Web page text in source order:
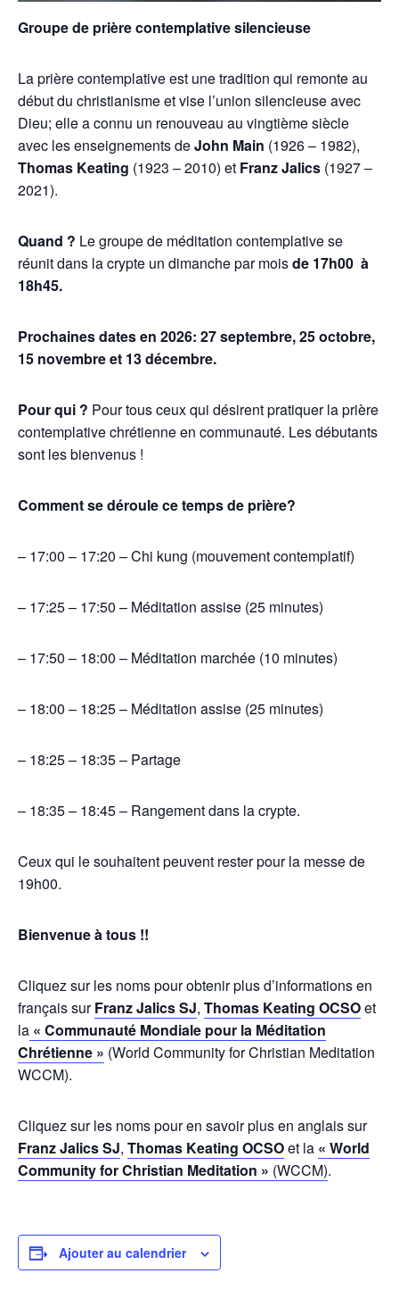
Groupe de prière contemplative silencieuse
La prière contemplative est une tradition qui remonte au
début du christianisme et vise l’union silencieuse avec
Dieu; elle a connu un renouveau au vingtième siècle
avec les enseignements deJohn Main (1926 – 1982),
Thomas Keating (1923 – 2010) et Franz Jalics (1927 –
2021).
Quand ? Le groupe de méditation contemplative se
réunit dans la crypte un dimanche par moisde 17h00 à
18h45.
Prochaines dates en 2026: 27 septembre, 25 octobre,
15 novembre et 13 décembre.
Pour qui ? Pour tous ceux qui désirent pratiquer la prière
contemplative chrétienne en communauté. Les débutants
sont les bienvenus !
Comment se déroule ce temps de prière?
– 17:00 – 17:20 – Chi kung (mouvement contemplatif)
– 17:25 – 17:50 – Méditation assise (25 minutes)
– 17:50 – 18:00 – Méditation marchée (10 minutes)
– 18:00 – 18:25 – Méditation assise (25 minutes)
– 18:25 – 18:35 – Partage
– 18:35 – 18:45 – Rangement dans la crypte.
Ceux qui le souhaitent peuvent rester pour la messe de
19h00.
Bienvenue à tous !!
Cliquez sur les noms pour obtenir plus d’informations en
français surFranz Jalics SJ, Thomas Keating OCSOet
la « Communauté Mondiale pour la Méditation
Chrétienne » (World Community for Christian Meditation
WCCM).
Cliquez sur les noms pour en savoir plus en anglais sur
Franz Jalics SJ, Thomas Keating OCSOet la « World
Community for Christian Meditation » (WCCM).
Ajouter au calendrier